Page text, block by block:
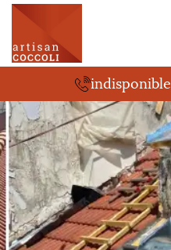
indisponible